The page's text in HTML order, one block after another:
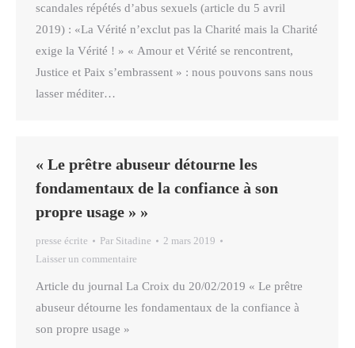
scandales répétés d’abus sexuels (article du 5 avril
2019) : «La Vérité n’exclut pas la Charité mais la Charité
exige la Vérité ! » « Amour et Vérité se rencontrent,
Justice et Paix s’embrassent » : nous pouvons sans nous
lasser méditer…
« Le prêtre abuseur détourne les
fondamentaux de la confiance à son
propre usage » »
presse écrite Par Sitadine
2 mars 2019
Laisser un commentaire
Article du journal La Croix du 20/02/2019 « Le prêtre
abuseur détourne les fondamentaux de la confiance à
son propre usage »